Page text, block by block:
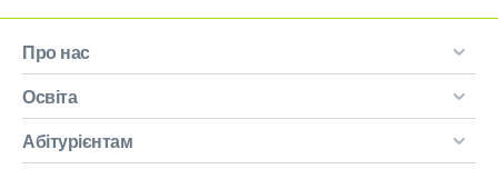
Про нас
Освіта
Абітурієнтам